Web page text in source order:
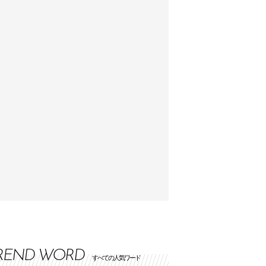
WORD すべての人気ワード